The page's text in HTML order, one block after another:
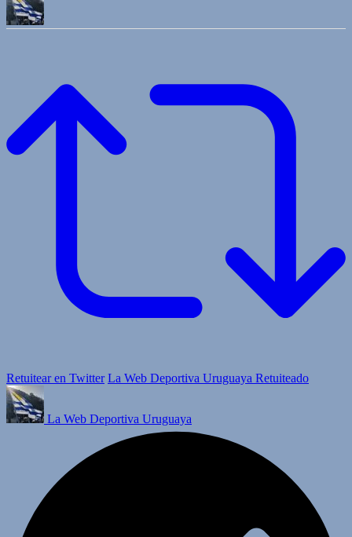
Retuitear en Twitter La Web Deportiva Uruguaya Retuiteado
La Web Deportiva Uruguaya